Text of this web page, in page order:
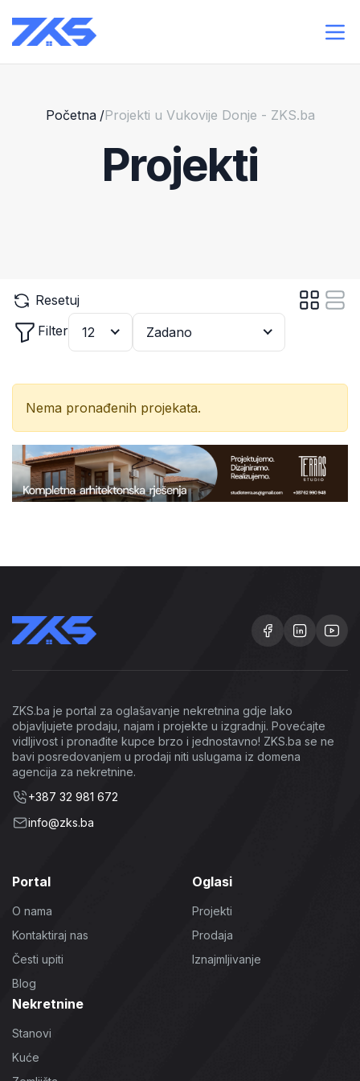
Početna /Projekti u Vukovije Donje - ZKS.ba
Projekti
Resetuj
Filter
12 Zadano
Nema pronađenih projekata.
ZKS.ba je portal za oglašavanje nekretnina gdje lako
objavljujete prodaju, najam i projekte u izgradnji. Povećajte
vidljivost i pronađite kupce brzo i jednostavno! ZKS.ba se ne
bavi posredovanjem u prodaji niti uslugama iz domena
agencija za nekretnine.
+387 32 981 672
info@zks.ba
Portal
O nama
Kontaktiraj nas
Česti upiti
Blog
Oglasi
Projekti
Prodaja
Iznajmljivanje
Nekretnine
Stanovi
Kuće